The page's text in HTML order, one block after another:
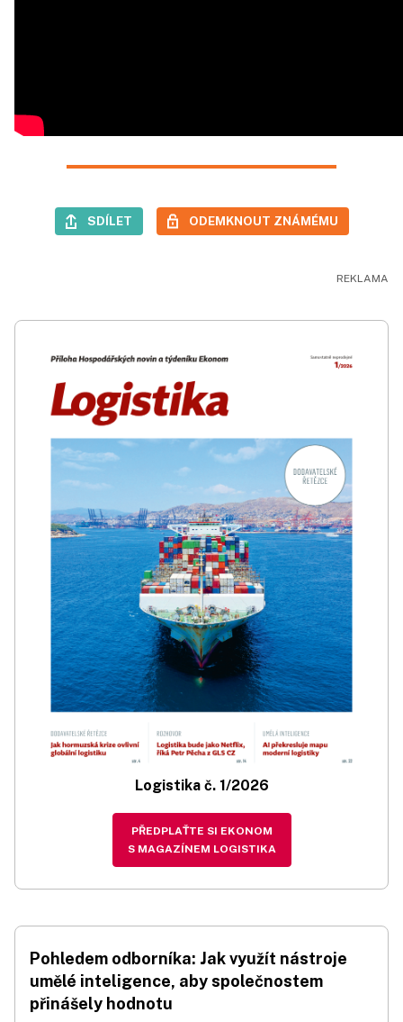
SDÍLET ODEMKNOUT ZNÁMÉMU
Logistika č. 1/2026
PŘEDPLAŤTE SI EKONOM
S MAGAZÍNEM LOGISTIKA
Pohledem odborníka: Jak využít nástroje
umělé inteligence, aby společnostem
přinášely hodnotu